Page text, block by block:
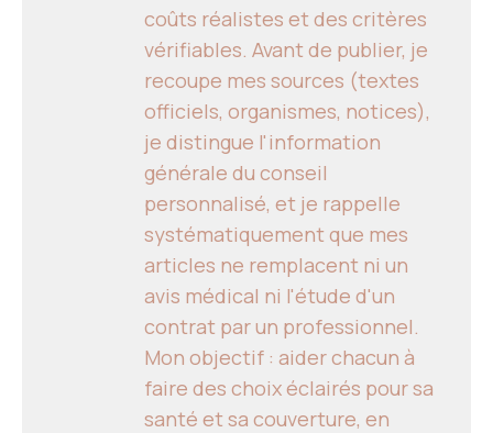
coûts réalistes et des critères
vérifiables. Avant de publier, je
recoupe mes sources (textes
officiels, organismes, notices),
je distingue l'information
générale du conseil
personnalisé, et je rappelle
systématiquement que mes
articles ne remplacent ni un
avis médical ni l'étude d'un
contrat par un professionnel.
Mon objectif : aider chacun à
faire des choix éclairés pour sa
santé et sa couverture, en